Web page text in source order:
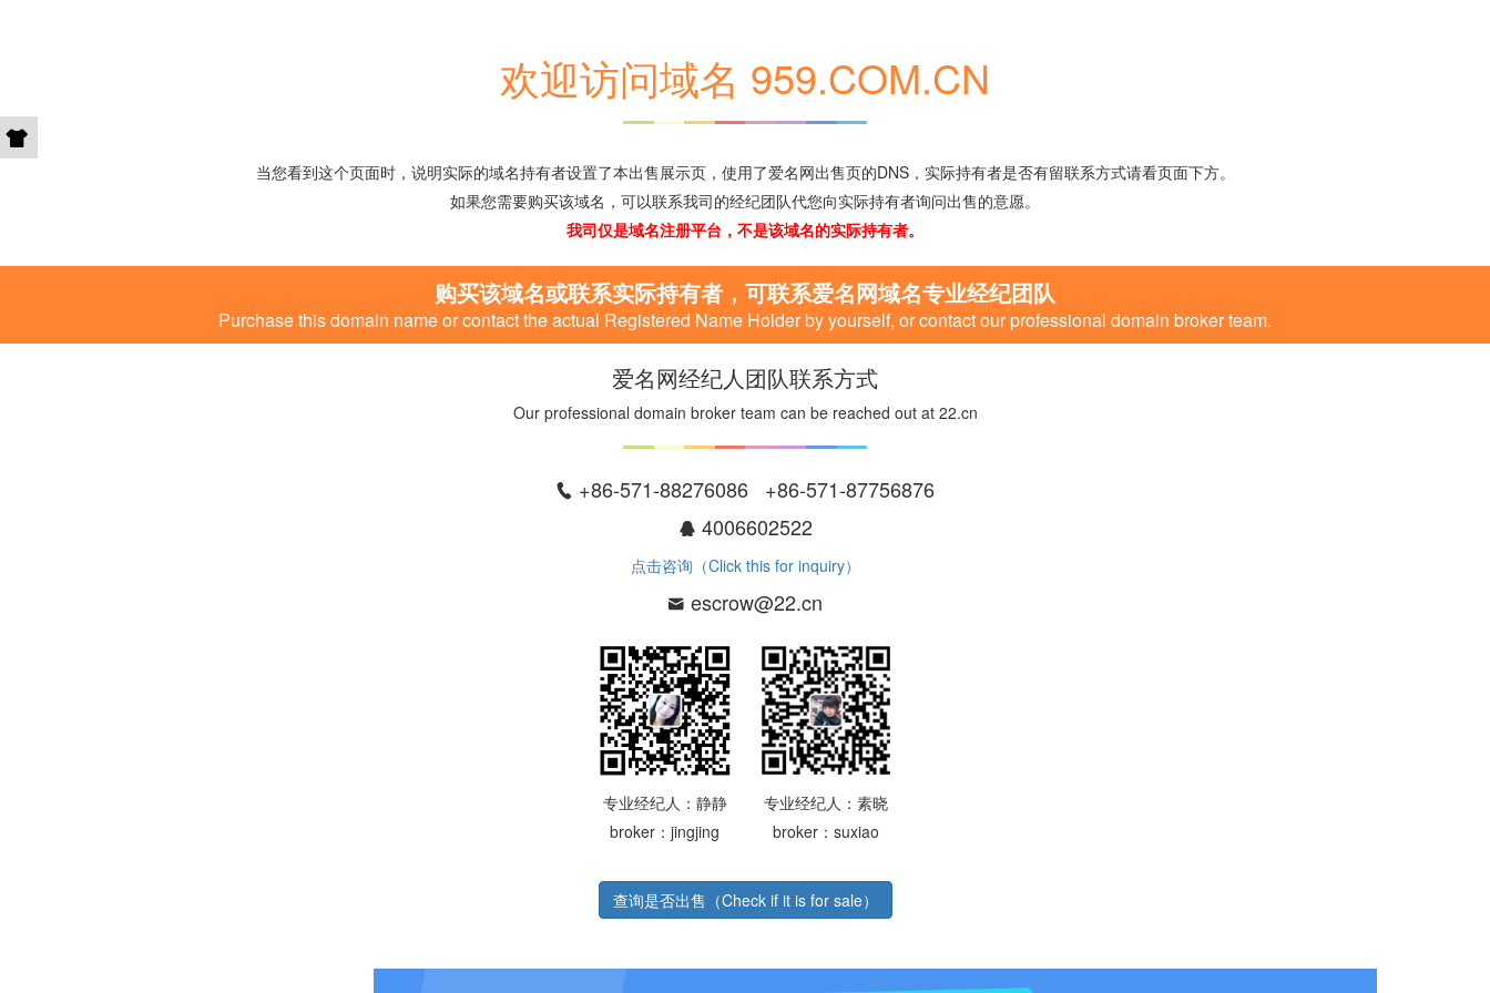
欢迎访问域名 959.COM.CN
当您看到这个页面时，说明实际的域名持有者设置了本出售展示页，使用了爱名网出售页的DNS，实际持有者是否有留联系方式请看页面下方。
如果您需要购买该域名，可以联系我司的经纪团队代您向实际持有者询问出售的意愿。
我司仅是域名注册平台，不是该域名的实际持有者。
购买该域名或联系实际持有者，可联系爱名网域名专业经纪团队
Purchase this domain name or contact the actual Registered Name Holder by yourself, or contact our professional domain broker team.
爱名网经纪人团队联系方式
Our professional domain broker team can be reached out at 22.cn
+86-571-88276086 +86-571-87756876
4006602522
点击咨询（Click this for inquiry）
escrow@22.cn
专业经纪人：静静
broker：jingjing
专业经纪人：素晓
broker：suxiao
查询是否出售（Check if it is for sale）